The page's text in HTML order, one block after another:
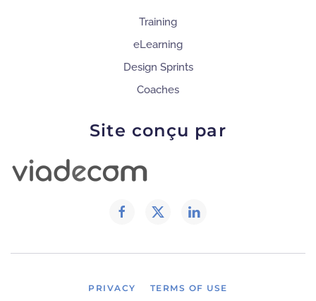
Training
eLearning
Design Sprints
Coaches
Site conçu par
PRIVACY TERMS OF USE